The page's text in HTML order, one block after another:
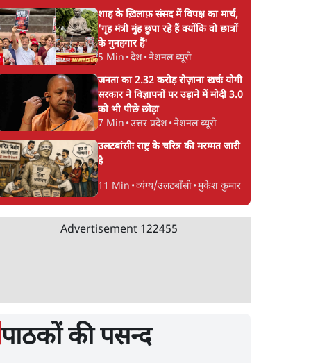
शाह के ख़िलाफ़ संसद में विपक्ष का मार्च,
'गृह मंत्री मुंह छुपा रहे हैं क्योंकि वो छात्रों
के गुनहगार हैं'
5 Min •देश•नेशनल ब्यूरो
जनता का 2.32 करोड़ रोज़ाना खर्चः योगी
सरकार ने विज्ञापनों पर उड़ाने में मोदी 3.0
को भी पीछे छोड़ा
7 Min •उत्तर प्रदेश•नेशनल ब्यूरो
उलटबांसीः राष्ट्र के चरित्र की मरम्मत जारी
है
11 Min •व्यंग्य/उलटबाँसी•मुकेश कुमार
Advertisement 122455
पाठकों की पसन्द